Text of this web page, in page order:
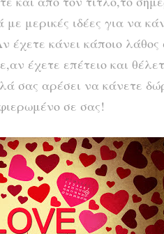
μερικές ιδέες για να
έχετε κάνει κάποιο
έχετε επέτειο και
σας αρέσει να κάνετε
σε σας!